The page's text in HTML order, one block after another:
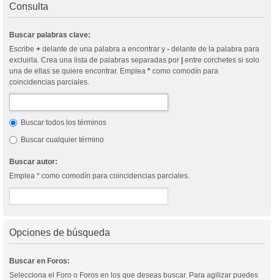
Consulta
Buscar palabras clave:
Escribe + delante de una palabra a encontrar y - delante de la palabra para
excluirla. Crea una lista de palabras separadas por | entre corchetes si solo
una de ellas se quiere encontrar. Emplea * como comodín para
coincidencias parciales.
Buscar todos los términos
Buscar cualquier término
Buscar autor:
Emplea * como comodín para coincidencias parciales.
Opciones de búsqueda
Buscar en Foros:
Selecciona el Foro o Foros en los que deseas buscar. Para agilizar puedes